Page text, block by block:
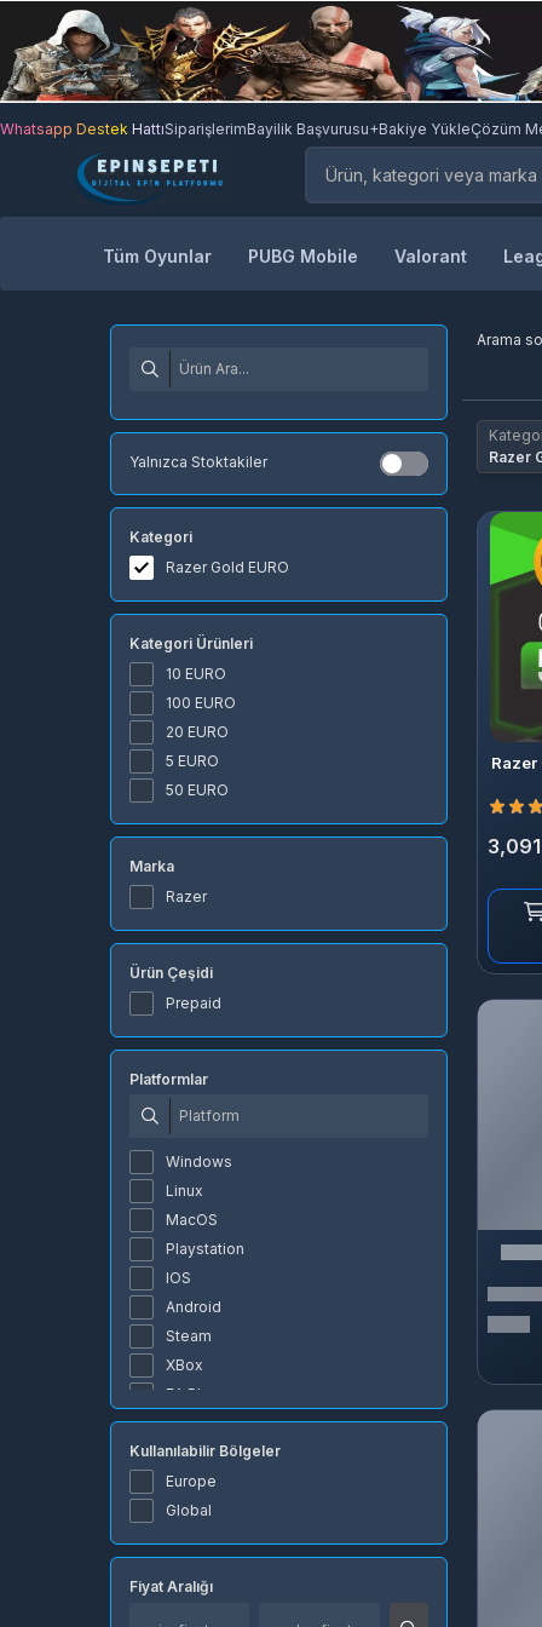
Whatsapp Destek HattıSiparişlerimBayilik Başvurusu+Bakiye YükleÇözüm
Tüm Oyunlar PUBG Mobile Valorant
Yalnızca Stoktakiler
Kategori
Razer Gold EURO
Kategori Ürünleri
10 EURO
100 EURO
20 EURO
5 EURO
50 EURO
Marka
Razer
Ürün Çeşidi
Prepaid
Platformlar
Windows
Linux
MacOS
Playstation
IOS
Android
Steam
XBox
EA Play
Epic Games
Riot Games
Battle.net
Origin
Razer
Tarayıcı
Kullanılabilir Bölgeler
Europe
Global
Fiyat Aralığı
Arama
Razer
Razer